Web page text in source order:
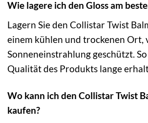
Wie lagere ich den Gloss am
Lagern Sie den Collistar Twist
einem kühlen und trockenen
Sonneneinstrahlung geschützt.
Qualität des Produkts lange
Wo kann ich den Collistar Twist
kaufen?